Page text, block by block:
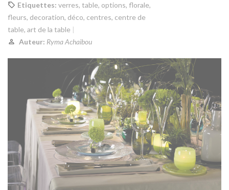
Etiquettes: verres, table, options, florale,
fleurs, decoration, déco, centres, centre de
table, art de la table
Auteur: Ryma Achaibou